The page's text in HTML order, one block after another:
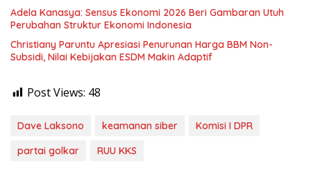
Adela Kanasya: Sensus Ekonomi 2026 Beri Gambaran Utuh
Perubahan Struktur Ekonomi Indonesia
Christiany Paruntu Apresiasi Penurunan Harga BBM Non-
Subsidi, Nilai Kebijakan ESDM Makin Adaptif
Post Views: 48
Dave Laksono keamanan siber
Komisi I DPR
partai golkar
RUU KKS